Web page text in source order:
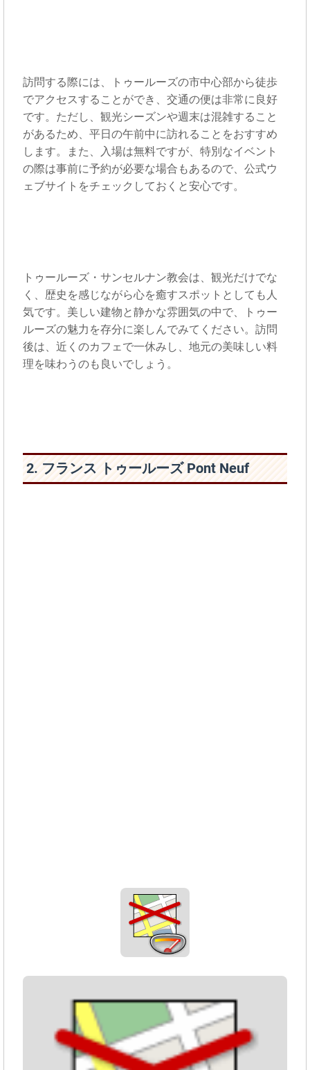
訪問する際には、トゥールーズの市中心部から徒歩
でアクセスすることができ、交通の便は非常に良好
です。ただし、観光シーズンや週末は混雑すること
があるため、平日の午前中に訪れることをおすすめ
します。また、入場は無料ですが、特別なイベント
の際は事前に予約が必要な場合もあるので、公式ウ
ェブサイトをチェックしておくと安心です。
トゥールーズ・サンセルナン教会は、観光だけでな
く、歴史を感じながら心を癒すスポットとしても人
気です。美しい建物と静かな雰囲気の中で、トゥー
ルーズの魅力を存分に楽しんでみてください。訪問
後は、近くのカフェで一休みし、地元の美味しい料
理を味わうのも良いでしょう。
2. フランス トゥールーズ Pont Neuf